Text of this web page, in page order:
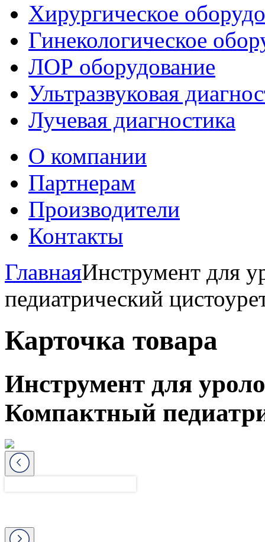
Хирургическое
Гинекологическое
ЛОР оборудование
Ультразвуковая
Лучевая диагностика
О компании
Партнерам
Производители
Контакты
ГлавнаяИнструмент для
педиатрический
Карточка товара
Инструмент для
Компактный